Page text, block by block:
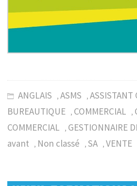
ANGLAIS , ASMS , ASSISTANT
BUREAUTIQUE , COMMERCIAL ,
COMMERCIAL
, GESTIONNAIRE
avant
, Non classé , SA , VENTE